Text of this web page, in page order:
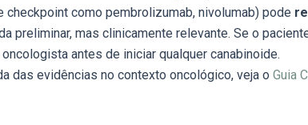
checkpoint como pembrolizumab, nivolumab) pode
preliminar, mas clinicamente relevante. Se o
antes de iniciar qualquer canabinoide.
das evidências no contexto oncológico, veja o Guia